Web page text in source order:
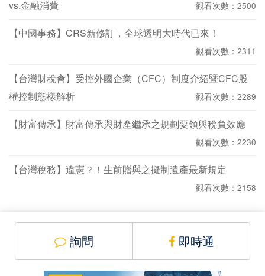
vs.金融消費
觀看次數：2500
【中國事務】CRS新修訂，全球透明大時代已來！
觀看次數：2311
【台灣財稅會】受控外國企業（CFC）制度介紹暨CFC股
權控制態樣解析
觀看次數：2289
【財富傳承】財富傳承與財產繼承之規劃要領與稅負效應
觀看次數：2230
【台灣稅務】違憲？！生前贈與之擬制遺產最新規定
觀看次數：2158
詢問 即時通